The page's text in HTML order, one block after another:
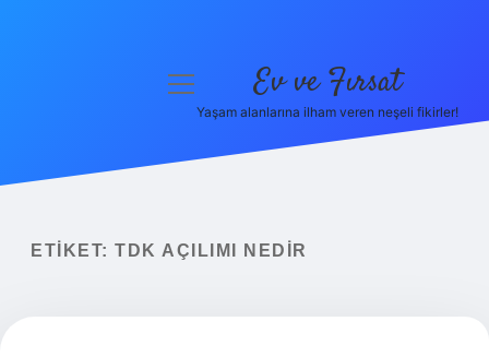
Yasal Uyarı
menüyü
Ev ve Fırsat
Yaşam alanlarına ilham veren neşeli fikirler!
ETIKET: TDK AÇILIMI NEDIR